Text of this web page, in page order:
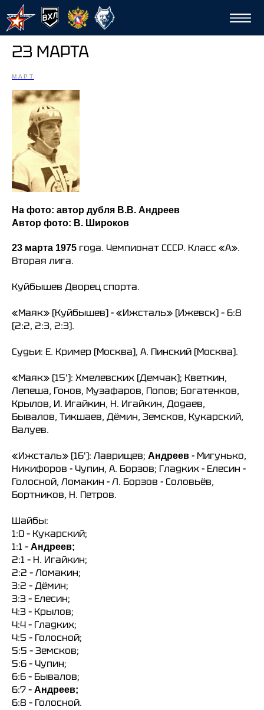
23 МАРТА
МАРТ
На фото: автор дубля В.В. Андреев
Автор фото: В. Широков
23 марта 1975 года. Чемпионат СССР. Класс «А».
Вторая лига.
Куйбышев Дворец спорта.
«Маяк» (Куйбышев) - «Ижсталь» (Ижевск) – 6:8
(2:2, 2:3, 2:3).
Судьи: Е. Кример (Москва), А. Пинский (Москва).
«Маяк» (15'): Хмелевских (Демчак); Кветкин,
Лепеша, Гонов, Музафаров, Попов; Богатенков,
Крылов, И. Игайкин, Н. Игайкин, Додаев,
Бывалов, Тикшаев, Дёмин, Земсков, Кукарский,
Валуев.
«Ижсталь» (16'): Лаврищев; Андреев - Мигунько,
Никифоров - Чупин, А. Борзов; Гладких - Елесин -
Голосной, Ломакин - Л. Борзов - Соловьёв,
Бортников, Н. Петров.
Шайбы:
1:0 – Кукарский;
1:1 – Андреев;
2:1 – Н. Игайкин;
2:2 – Ломакин;
3:2 – Дёмин;
3:3 – Елесин;
4:3 – Крылов;
4:4 – Гладких;
4:5 – Голосной;
5:5 – Земсков;
5:6 – Чупин;
6:6 – Бывалов;
6:7 – Андреев;
6:8 – Голосной.